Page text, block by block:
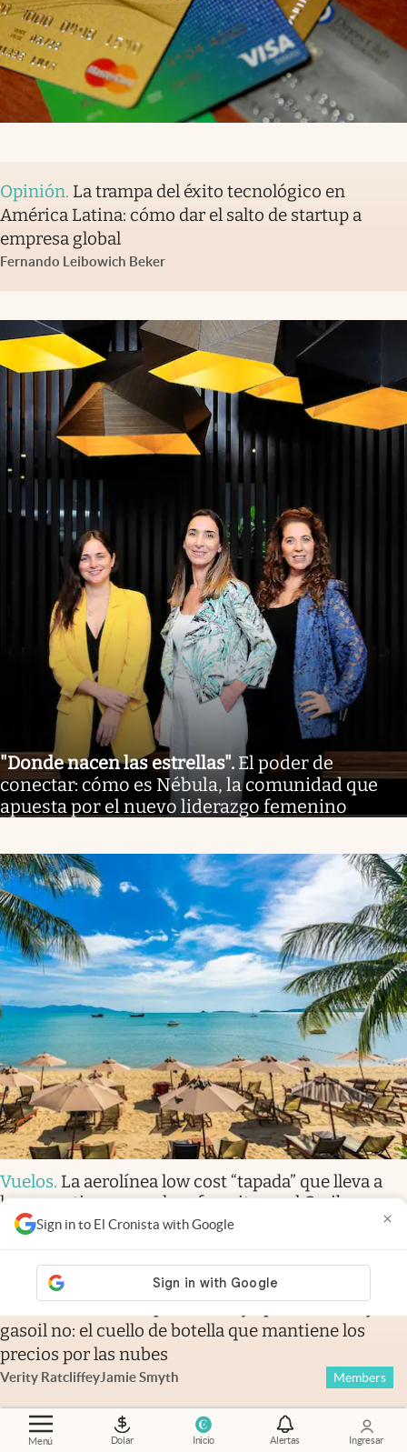
Menú Dolar Inicio Alertas Ingresar
Sign in to El Cronista with Google ×
Opinión. La trampa del éxito tecnológico en
América Latina: cómo dar el salto de startup a
empresa global
Fernando Leibowich Beker
"Donde nacen las estrellas". El poder de
conectar: cómo es Nébula, la comunidad que
apuesta por el nuevo liderazgo femenino
Vuelos. La aerolínea low cost “tapada” que lleva a
los argentinos a su playa favorita en el Caribe
rompió un récord
Financial Times.El petróleo baja, pero la nafta y el
gasoil no: el cuello de botella que mantiene los
precios por las nubes
Verity RatcliffeyJamie Smyth Members